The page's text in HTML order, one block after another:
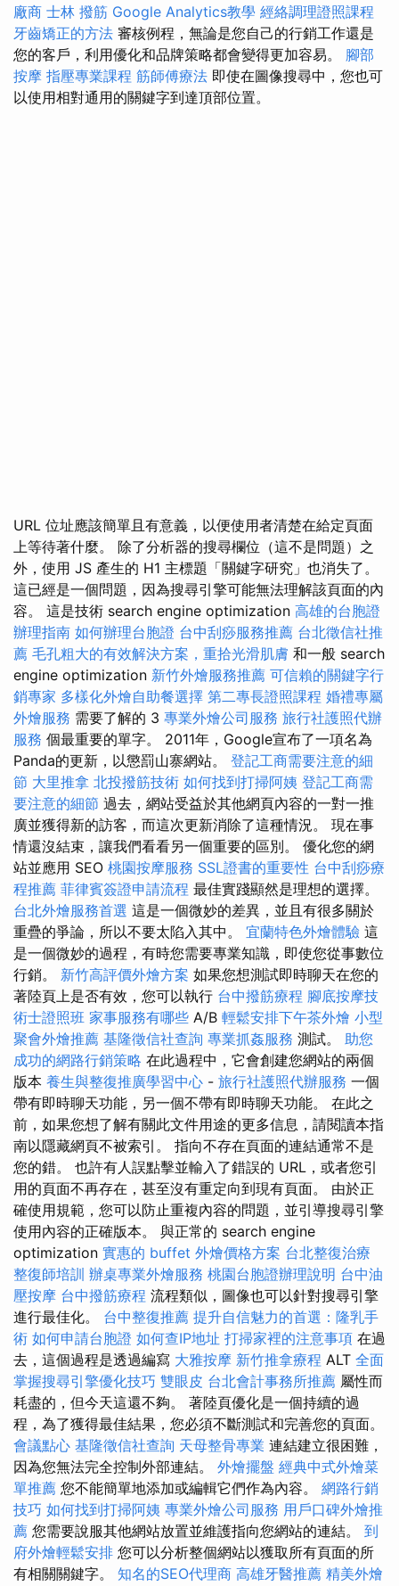
廠商 士林 撥筋 Google Analytics教學 經絡調理證照課程
牙齒矯正的方法 審核例程，無論是您自己的行銷工作還是
您的客戶，利用優化和品牌策略都會變得更加容易。 腳部
按摩 指壓專業課程 筋師傅療法 即使在圖像搜尋中，您也可
以使用相對通用的關鍵字到達頂部位置。
URL 位址應該簡單且有意義，以便使用者清楚在給定頁面
上等待著什麼。 除了分析器的搜尋欄位（這不是問題）之
外，使用 JS 產生的 H1 主標題「關鍵字研究」也消失了。
這已經是一個問題，因為搜尋引擎可能無法理解該頁面的內
容。 這是技術 search engine optimization 高雄的台胞證
辦理指南 如何辦理台胞證 台中刮痧服務推薦 台北徵信社推
薦 毛孔粗大的有效解決方案，重拾光滑肌膚 和一般 search
engine optimization 新竹外燴服務推薦 可信賴的關鍵字行
銷專家 多樣化外燴自助餐選擇 第二專長證照課程 婚禮專屬
外燴服務 需要了解的 3 專業外燴公司服務 旅行社護照代辦
服務 個最重要的單字。 2011年，Google宣布了一項名為
Panda的更新，以懲罰山寨網站。 登記工商需要注意的細
節 大里推拿 北投撥筋技術 如何找到打掃阿姨 登記工商需
要注意的細節 過去，網站受益於其他網頁內容的一對一推
廣並獲得新的訪客，而這次更新消除了這種情況。 現在事
情還沒結束，讓我們看看另一個重要的區別。 優化您的網
站並應用 SEO 桃園按摩服務 SSL證書的重要性 台中刮痧療
程推薦 菲律賓簽證申請流程 最佳實踐顯然是理想的選擇。
台北外燴服務首選 這是一個微妙的差異，並且有很多關於
重疊的爭論，所以不要太陷入其中。 宜蘭特色外燴體驗 這
是一個微妙的過程，有時您需要專業知識，即使您從事數位
行銷。 新竹高評價外燴方案 如果您想測試即時聊天在您的
著陸頁上是否有效，您可以執行 台中撥筋療程 腳底按摩技
術士證照班 家事服務有哪些 A/B 輕鬆安排下午茶外燴 小型
聚會外燴推薦 基隆徵信社查詢 專業抓姦服務 測試。 助您
成功的網路行銷策略 在此過程中，它會創建您網站的兩個
版本 養生與整復推廣學習中心 - 旅行社護照代辦服務 一個
帶有即時聊天功能，另一個不帶有即時聊天功能。 在此之
前，如果您想了解有關此文件用途的更多信息，請閱讀本指
南以隱藏網頁不被索引。 指向不存在頁面的連結通常不是
您的錯。 也許有人誤點擊並輸入了錯誤的 URL，或者您引
用的頁面不再存在，甚至沒有重定向到現有頁面。 由於正
確使用規範，您可以防止重複內容的問題，並引導搜尋引擎
使用內容的正確版本。 與正常的 search engine
optimization 實惠的 buffet 外燴價格方案 台北整復治療
整復師培訓 辦桌專業外燴服務 桃園台胞證辦理說明 台中油
壓按摩 台中撥筋療程 流程類似，圖像也可以針對搜尋引擎
進行最佳化。 台中整復推薦 提升自信魅力的首選：隆乳手
術 如何申請台胞證 如何查IP地址 打掃家裡的注意事項 在過
去，這個過程是透過編寫 大雅按摩 新竹推拿療程 ALT 全面
掌握搜尋引擎優化技巧 雙眼皮 台北會計事務所推薦 屬性而
耗盡的，但今天這還不夠。 著陸頁優化是一個持續的過
程，為了獲得最佳結果，您必須不斷測試和完善您的頁面。
會議點心 基隆徵信社查詢 天母整骨專業 連結建立很困難，
因為您無法完全控制外部連結。 外燴擺盤 經典中式外燴菜
單推薦 您不能簡單地添加或編輯它們作為內容。 網路行銷
技巧 如何找到打掃阿姨 專業外燴公司服務 用戶口碑外燴推
薦 您需要說服其他網站放置並維護指向您網站的連結。 到
府外燴輕鬆安排 您可以分析整個網站以獲取所有頁面的所
有相關關鍵字。 知名的SEO代理商 高雄牙醫推薦 精美外燴